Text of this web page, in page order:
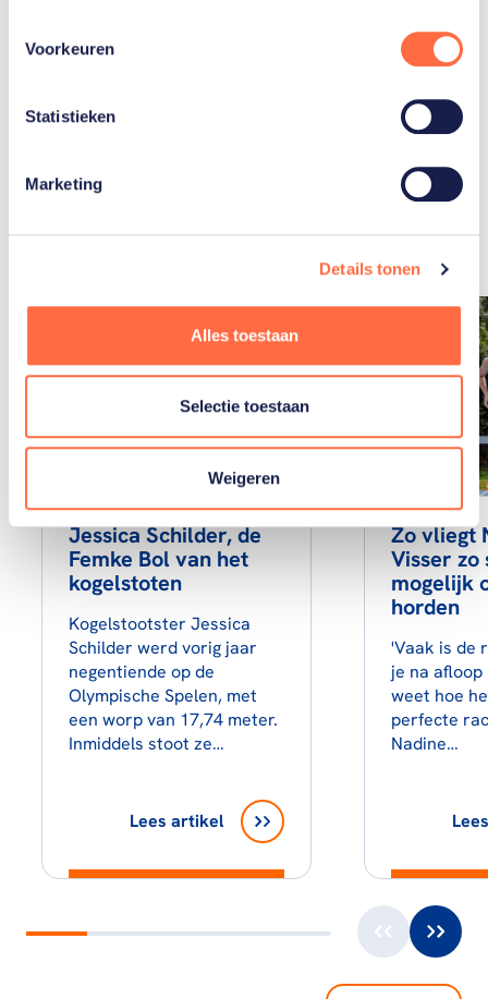
Voorkeuren
Statistieken
Marketing
Details tonen
Alles toestaan
Selectie toestaan
Weigeren
Gerelateerde
artikelen
Jessica Schilder, de
Femke Bol van het
kogelstoten
Kogelstootster Jessica
Schilder werd vorig jaar
negentiende op de
Olympische Spelen, met
een worp van 17,74 meter.
Inmiddels stoot ze…
Lees artikel
Zo vliegt
Visser zo
mogelijk
horden
'Vaak is de
je na
weet hoe
perfecte
Nadine…